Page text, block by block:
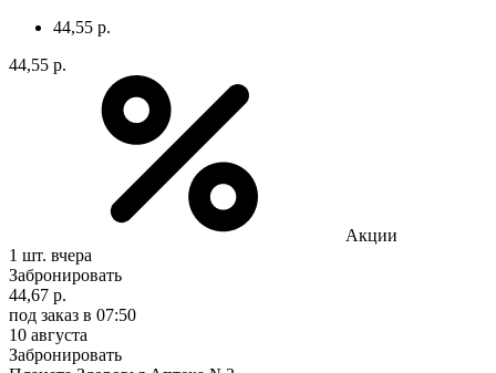
44,55 р.
44,55 р.
Акции
1 шт. вчера
Забронировать
44,67 р.
под заказ в 07:50
10 августа
Забронировать